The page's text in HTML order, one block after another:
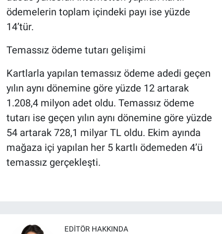
ödemelerin toplam içindeki payı ise yüzde
14’tür.
Temassız ödeme tutarı gelişimi
Kartlarla yapılan temassız ödeme adedi geçen
yılın aynı dönemine göre yüzde 12 artarak
1.208,4 milyon adet oldu. Temassız ödeme
tutarı ise geçen yılın aynı dönemine göre yüzde
54 artarak 728,1 milyar TL oldu. Ekim ayında
mağaza içi yapılan her 5 kartlı ödemeden 4’ü
temassız gerçekleşti.
EDITÖR HAKKINDA